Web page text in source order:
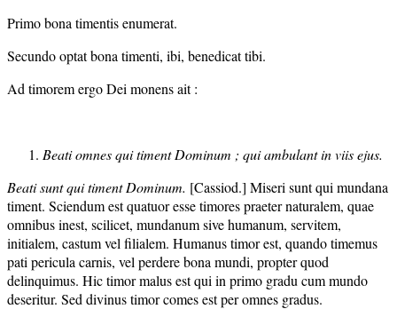
Primo bona timentis enumerat.
Secundo optat bona timenti, ibi, benedicat tibi.
Ad timorem ergo Dei monens ait :
Beati omnes qui timent Dominum ; qui ambulant in viis ejus.
Beati sunt qui timent Dominum. [Cassiod.] Miseri sunt qui mundana
timent. Sciendum est quatuor esse timores praeter naturalem, quae
omnibus inest, scilicet, mundanum sive humanum, servitem,
initialem, castum vel filialem. Humanus timor est, quando timemus
pati pericula carnis, vel perdere bona mundi, propter quod
delinquimus. Hic timor malus est qui in primo gradu cum mundo
deseritur. Sed divinus timor comes est per omnes gradus.